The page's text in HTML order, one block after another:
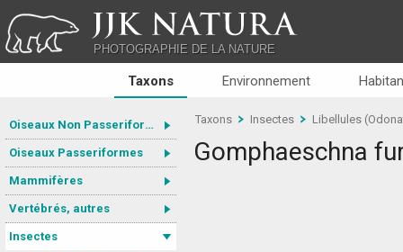
JJK NATURA
PHOTOGRAPHIE DE LA NATURE
Taxons Environnement
Oiseaux Non Passeriformes
Oiseaux Passeriformes
Mammifères
Vertébrés, autres
Insectes
Taxons Insectes Libellules
Gomphaeschna